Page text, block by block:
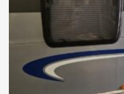
12000-18000
NUEVAS
FENDT
BAMBINAS NUEVAS